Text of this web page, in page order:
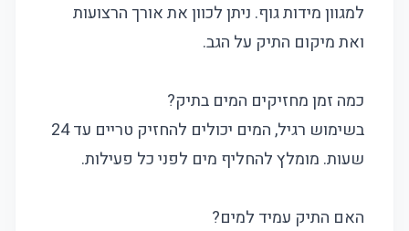
למגוון מידות גוף. ניתן לכוון את אורך הרצועות
ואת מיקום התיק על הגב.
כמה זמן מחזיקים המים בתיק?
בשימוש רגיל, המים יכולים להחזיק טריים עד 24
שעות. מומלץ להחליף מים לפני כל פעילות.
האם התיק עמיד למים?